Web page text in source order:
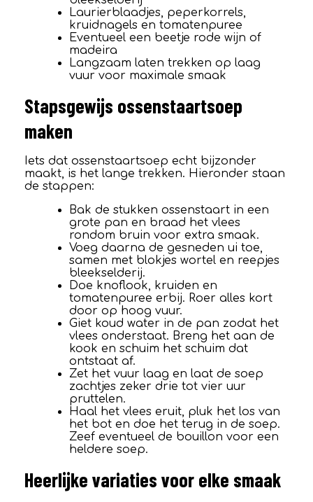
Laurierblaadjes, peperkorrels,
kruidnagels en tomatenpuree
Eventueel een beetje rode wijn of
madeira
Langzaam laten trekken op laag
vuur voor maximale smaak
Stapsgewijs ossenstaartsoep
maken
Iets dat ossenstaartsoep echt bijzonder
maakt, is het lange trekken. Hieronder staan
de stappen:
Bak de stukken ossenstaart in een
grote pan en braad het vlees
rondom bruin voor extra smaak.
Voeg daarna de gesneden ui toe,
samen met blokjes wortel en reepjes
bleekselderij.
Doe knoflook, kruiden en
tomatenpuree erbij. Roer alles kort
door op hoog vuur.
Giet koud water in de pan zodat het
vlees onderstaat. Breng het aan de
kook en schuim het schuim dat
ontstaat af.
Zet het vuur laag en laat de soep
zachtjes zeker drie tot vier uur
pruttelen.
Haal het vlees eruit, pluk het los van
het bot en doe het terug in de soep.
Zeef eventueel de bouillon voor een
heldere soep.
Heerlijke variaties voor elke smaak